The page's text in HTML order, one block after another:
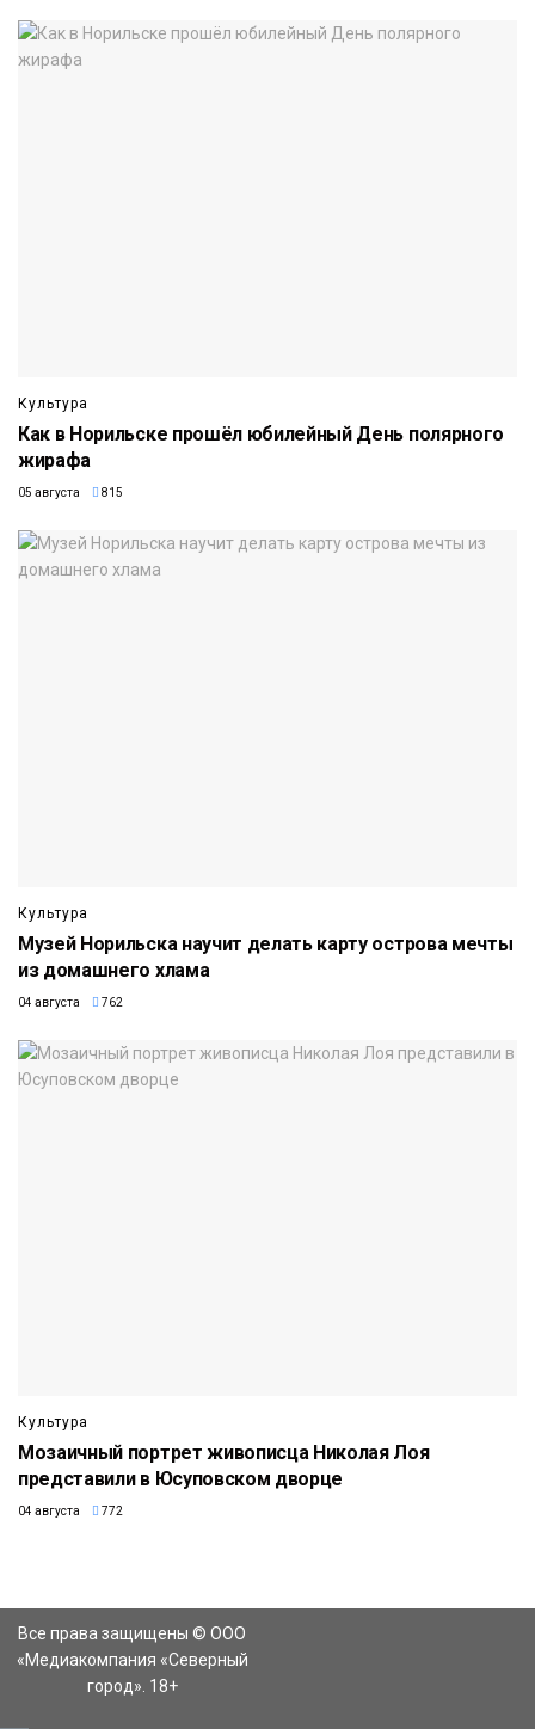
Культура
Как в Норильске прошёл юбилейный День полярного
жирафа
05 августа 815
Культура
Музей Норильска научит делать карту острова мечты
из домашнего хлама
04 августа 762
Культура
Мозаичный портрет живописца Николая Лоя
представили в Юсуповском дворце
04 августа 772
Все права защищены © ООО
«Медиакомпания «Северный
город». 18+